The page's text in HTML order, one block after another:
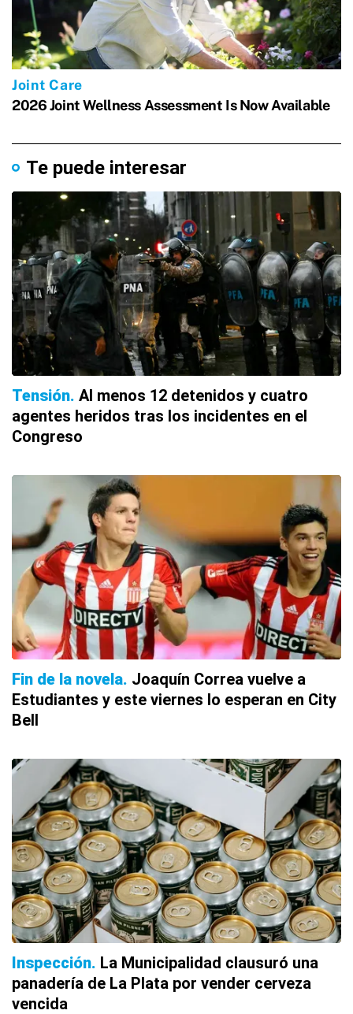
Te puede interesar
Tensión Al menos 12 detenidos y cuatro
agentes heridos tras los incidentes en el
Congreso
Fin de la novela Joaquín Correa vuelve a
Estudiantes y este viernes lo esperan en City
Bell
Inspección La Municipalidad clausuró una
panadería de La Plata por vender cerveza
vencida